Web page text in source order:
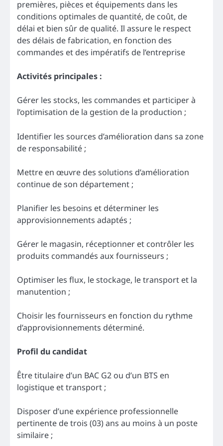
premières, pièces et équipements dans les
conditions optimales de quantité, de coût, de
délai et bien sûr de qualité. Il assure le respect
des délais de fabrication, en fonction des
commandes et des impératifs de l’entreprise
Activités principales :
Gérer les stocks, les commandes et participer à
l’optimisation de la gestion de la production ;
Identifier les sources d’amélioration dans sa zone
de responsabilité ;
Mettre en œuvre des solutions d’amélioration
continue de son département ;
Planifier les besoins et déterminer les
approvisionnements adaptés ;
Gérer le magasin, réceptionner et contrôler les
produits commandés aux fournisseurs ;
Optimiser les flux, le stockage, le transport et la
manutention ;
Choisir les fournisseurs en fonction du rythme
d’approvisionnements déterminé.
Profil du candidat
Être titulaire d’un BAC G2 ou d’un BTS en
logistique et transport ;
Disposer d’une expérience professionnelle
pertinente de trois (03) ans au moins à un poste
similaire ;